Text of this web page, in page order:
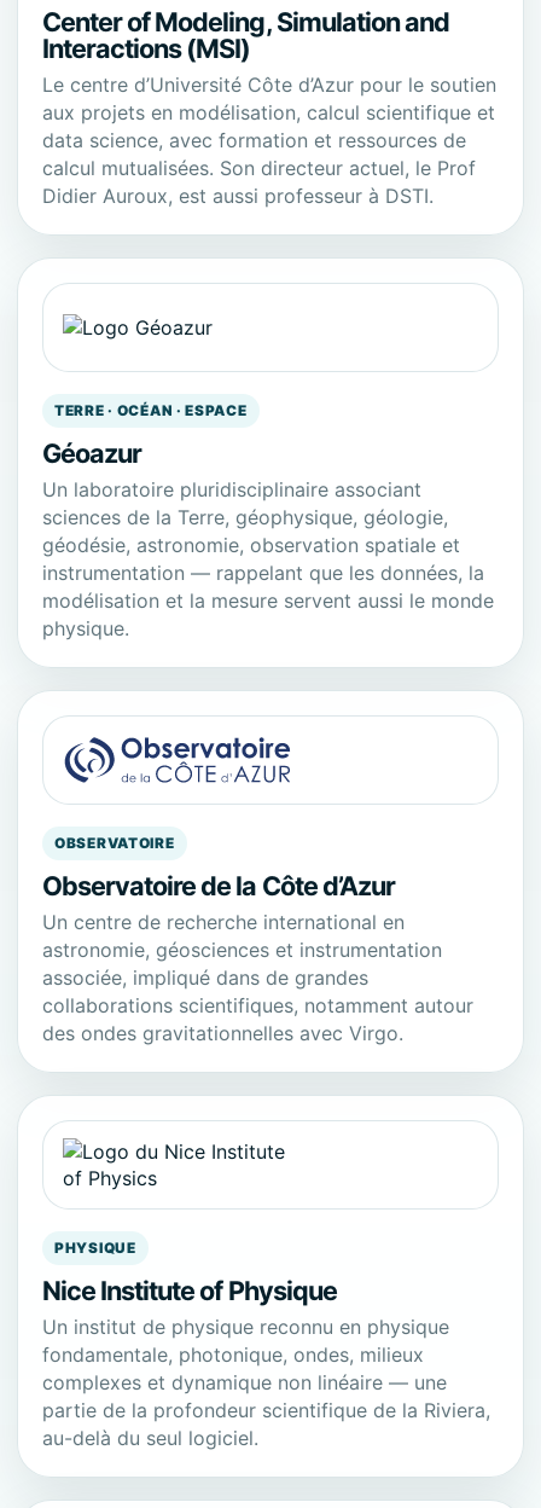
Center of Modeling, Simulation and
Interactions (MSI)
Le centre d’Université Côte d’Azur pour le soutien
aux projets en modélisation, calcul scientifique et
data science, avec formation et ressources de
calcul mutualisées. Son directeur actuel, le Prof
Didier Auroux, est aussi professeur à DSTI.
TERRE · OCÉAN · ESPACE
Géoazur
Un laboratoire pluridisciplinaire associant
sciences de la Terre, géophysique, géologie,
géodésie, astronomie, observation spatiale et
instrumentation — rappelant que les données, la
modélisation et la mesure servent aussi le monde
physique.
OBSERVATOIRE
Observatoire de la Côte d’Azur
Un centre de recherche international en
astronomie, géosciences et instrumentation
associée, impliqué dans de grandes
collaborations scientifiques, notamment autour
des ondes gravitationnelles avec Virgo.
PHYSIQUE
Nice Institute of Physique
Un institut de physique reconnu en physique
fondamentale, photonique, ondes, milieux
complexes et dynamique non linéaire — une
partie de la profondeur scientifique de la Riviera,
au-delà du seul logiciel.